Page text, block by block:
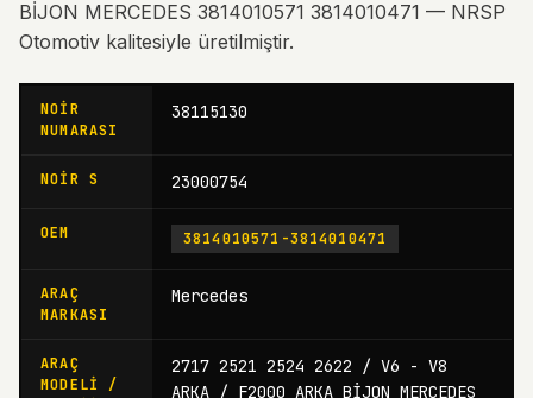
BİJON MERCEDES 3814010571 3814010471 — NRSP
Otomotiv kalitesiyle üretilmiştir.
NOIR
NUMARASI
38115130
NOIR S 23000754
OEM 3814010571-3814010471
ARAÇ
MARKASI
Mercedes
ARAÇ
MODELI /
2717 2521 2524 2622 / V6 - V8
ARKA / F2000 ARKA BİJON MERCEDES